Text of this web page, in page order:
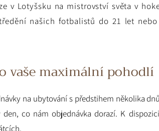
v Lotyšsku na mistrovství světa v
našich fotbalistů do 21 let
vaše maximální pohodlí
na ubytování s předstihem několika
co nám objednávka dorazí. K